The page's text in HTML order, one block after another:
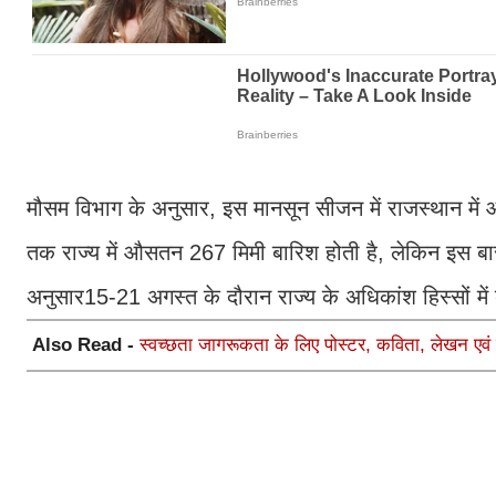
मौसम विभाग के अनुसार, इस मानसून सीजन में राजस्थान
तक राज्य में औसतन 267 मिमी बारिश होती है, लेकिन इस
अनुसार15-21 अगस्त के दौरान राज्य के अधिकांश हिस्सों में
Also Read -स्वच्छता जागरूकता के लिए पोस्टर, कविता, लेखन